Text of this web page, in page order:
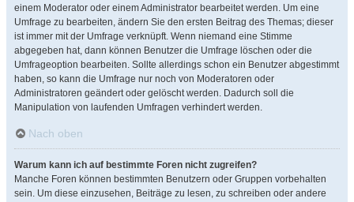
einem Moderator oder einem Administrator bearbeitet werden. Um eine
Umfrage zu bearbeiten, ändern Sie den ersten Beitrag des Themas; dieser
ist immer mit der Umfrage verknüpft. Wenn niemand eine Stimme
abgegeben hat, dann können Benutzer die Umfrage löschen oder die
Umfrageoption bearbeiten. Sollte allerdings schon ein Benutzer abgestimmt
haben, so kann die Umfrage nur noch von Moderatoren oder
Administratoren geändert oder gelöscht werden. Dadurch soll die
Manipulation von laufenden Umfragen verhindert werden.
Nach oben
Warum kann ich auf bestimmte Foren nicht zugreifen?
Manche Foren können bestimmten Benutzern oder Gruppen vorbehalten
sein. Um diese einzusehen, Beiträge zu lesen, zu schreiben oder andere